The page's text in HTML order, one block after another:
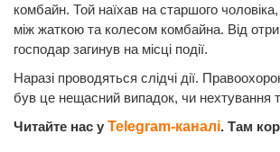
комбайн. Той наїхав на старшого
між жаткою та колесом комбайна. Від
господар загинув на місці події.
Наразі проводяться слідчі дії.
був це нещасний випадок, чи нехтування
Читайте нас у Telegram-каналі. Там